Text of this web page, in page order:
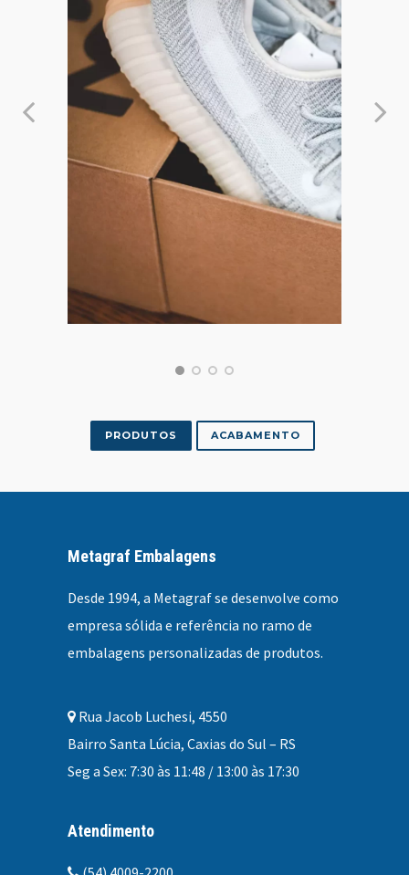
PRODUTOS ACABAMENTO
Metagraf Embalagens
Desde 1994, a Metagraf se desenvolve como
empresa sólida e referência no ramo de
embalagens personalizadas de produtos.
Rua Jacob Luchesi, 4550
Bairro Santa Lúcia, Caxias do Sul – RS
Seg a Sex: 7:30 às 11:48 / 13:00 às 17:30
Atendimento